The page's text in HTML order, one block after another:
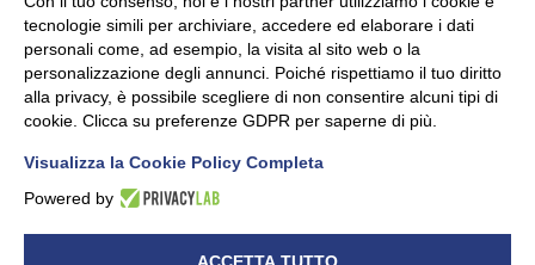
C.F. 00481790145 - N.REA SO-36426
PEC: unidata.sondrio@legalmail.it
Cap. soc. euro 100.000,00 i.v.
UNIDATA - Informativa privacy (per i clienti)
tecnologie simili per archiviare, accedere ed elaborare i dati
personali come, ad esempio, la visita al sito web o la
personalizzazione degli annunci. Poiché rispettiamo il tuo diritto
alla privacy, è possibile scegliere di non consentire alcuni tipi di
cookie. Clicca su preferenze GDPR per saperne di più.
Visualizza la Cookie Policy Completa
Powered by
ACCETTA TUTTO